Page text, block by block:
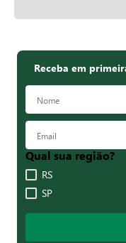
Receba em
Qual sua região?
RS
SP